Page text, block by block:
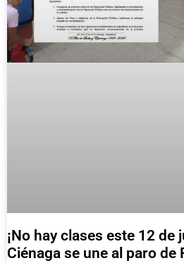
¡No hay clases este 12 de
Ciénaga se une al paro de